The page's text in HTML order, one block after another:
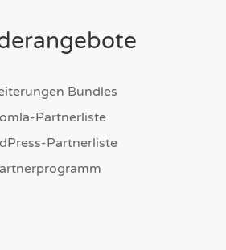
Bundles
Partnerliste
Partnerliste